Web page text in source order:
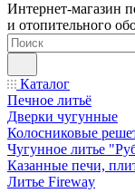
Интернет-магазин
и отопительного
Каталог
Печное литьё
Дверки чугунные
Колосниковые
Чугунное литье
Казанные печи,
Литье Fireway